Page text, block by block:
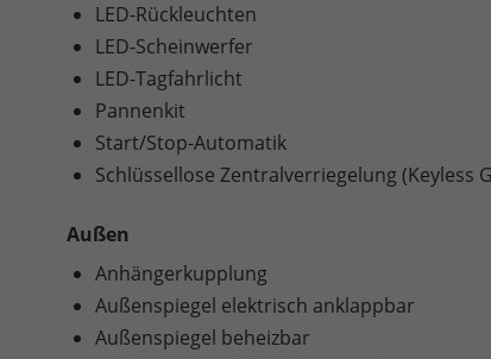
LED-Rückleuchten
LED-Scheinwerfer
LED-Tagfahrlicht
Pannenkit
Start/Stop-Automatik
Schlüssellose Zentralverriegelung (Keyless
Außen
Anhängerkupplung
Außenspiegel elektrisch anklappbar
Außenspiegel beheizbar